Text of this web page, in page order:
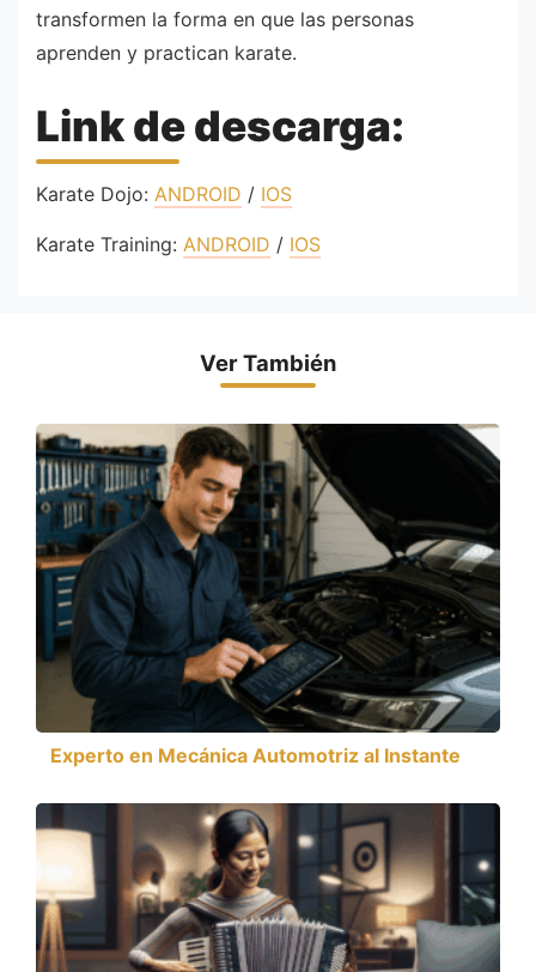
transformen la forma en que las personas
aprenden y practican karate.
Link de descarga:
Karate Dojo: ANDROID / IOS
Karate Training: ANDROID / IOS
Ver También
Experto en Mecánica Automotriz al Instante